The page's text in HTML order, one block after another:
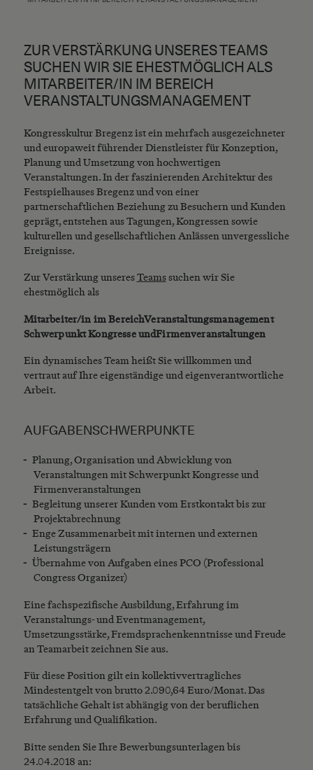
ZUR VERSTÄRKUNG UNSERES TEAMS
SUCHEN WIR SIE EHESTMÖGLICH ALS
MITARBEITER/IN IM BEREICH
VERANSTALTUNGSMANAGEMENT
Kongresskultur Bregenz ist ein mehrfach ausgezeichneter
und europaweit führender Dienstleister für Konzeption,
Planung und Umsetzung von hochwertigen
Veranstaltungen. In der faszinierenden Architektur des
Festspielhauses Bregenz und von einer
partnerschaftlichen Beziehung zu Besuchern und Kunden
geprägt, entstehen aus Tagungen, Kongressen sowie
kulturellen und gesellschaftlichen Anlässen unvergessliche
Ereignisse.
Zur Verstärkung unseresTeamssuchen wir Sie
ehestmöglich als
Mitarbeiter/in im BereichVeranstaltungsmanagement
Schwerpunkt Kongresse undFirmenveranstaltungen
Ein dynamisches Team heißt Sie willkommen und
vertraut auf Ihre eigenständige und eigenverantwortliche
Arbeit.
AUFGABENSCHWERPUNKTE
Planung, Organisation und Abwicklung von
Veranstaltungen mit Schwerpunkt Kongresse und
Firmenveranstaltungen
Begleitung unserer Kunden vom Erstkontakt bis zur
Projektabrechnung
Enge Zusammenarbeit mit internen und externen
Leistungsträgern
Übernahme von Aufgaben eines PCO (Professional
Congress Organizer)
Eine fachspezifische Ausbildung, Erfahrung im
Veranstaltungs- und Eventmanagement,
Umsetzungsstärke, Fremdsprachenkenntnisse und Freude
an Teamarbeit zeichnen Sie aus.
Für diese Position gilt ein kollektivvertragliches
Mindestentgelt von brutto 2.090,64 Euro/Monat. Das
tatsächliche Gehalt ist abhängig von der beruflichen
Erfahrung und Qualifikation.
Bitte senden Sie Ihre Bewerbungsunterlagen bis
24.04.2018 an: